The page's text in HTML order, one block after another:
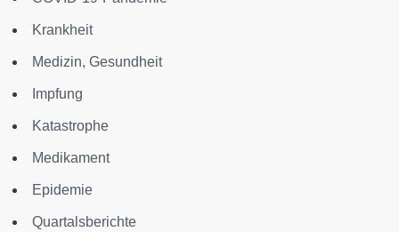
Krankheit
Medizin, Gesundheit
Impfung
Katastrophe
Medikament
Epidemie
Quartalsberichte